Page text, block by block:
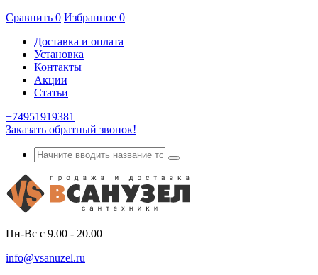
Сравнить 0 Избранное 0
Доставка и оплата
Установка
Контакты
Акции
Статьи
+74951919381
Заказать обратный звонок!
Пн-Вс с 9.00 - 20.00
info@vsanuzel.ru